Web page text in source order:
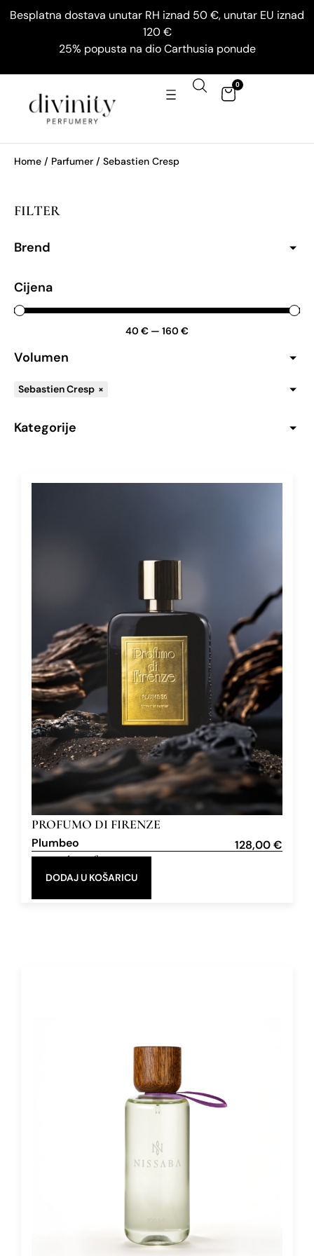
Besplatna dostava unutar RH iznad 50 €, unutar EU iznad
120 €
25% popusta na dio Carthusia ponude
0
Home / Parfumer / Sebastien Cresp
FILTER
Brend
Cijena
40 € — 160 €
Volumen
Sebastien Cresp ×
Kategorije
PROFUMO DI FIRENZE
Plumbeo 128,00€
Extrait de Parfum
DODAJ U KOŠARICU